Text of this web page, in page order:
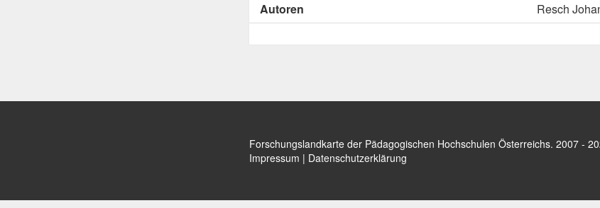
Autoren
Resch
Forschungslandkarte der Pädagogischen Hochschulen Österreichs. 2007 -
Impressum | Datenschutzerklärung